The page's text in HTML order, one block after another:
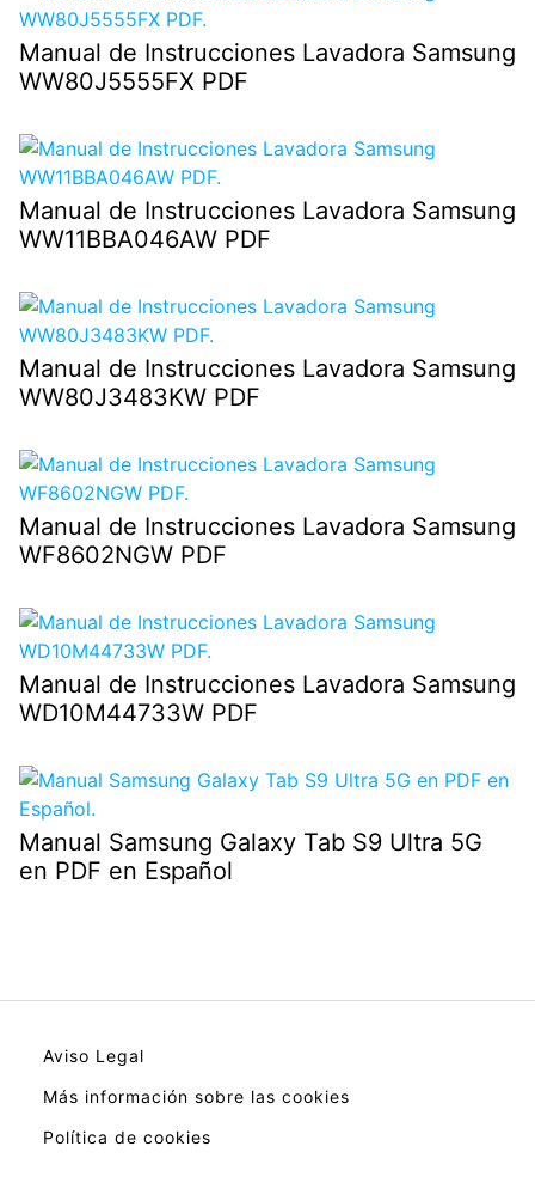
Manual de Instrucciones Lavadora Samsung
WW80J5555FX PDF
Manual de Instrucciones Lavadora Samsung
WW11BBA046AW PDF
Manual de Instrucciones Lavadora Samsung
WW80J3483KW PDF
Manual de Instrucciones Lavadora Samsung
WF8602NGW PDF
Manual de Instrucciones Lavadora Samsung
WD10M44733W PDF
Manual Samsung Galaxy Tab S9 Ultra 5G
en PDF en Español
Aviso Legal
Más información sobre las cookies
Política de cookies